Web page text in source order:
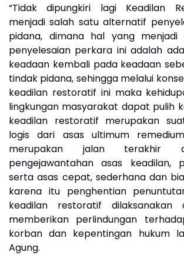
“Tidak dipungkiri lagi Keadilan
menjadi salah satu alternatif
pidana, dimana hal yang
penyelesaian perkara ini adalah
keadaan kembali pada keadaan
tindak pidana, sehingga melalui
keadilan restoratif ini maka
lingkungan masyarakat dapat pulih
keadilan restoratif merupakan
logis dari asas ultimum
merupakan jalan terakhir
pengejawantahan asas keadilan,
serta asas cepat, sederhana dan
karena itu penghentian
keadilan restoratif dilaksanakan
memberikan perlindungan
korban dan kepentingan hukum
Agung.